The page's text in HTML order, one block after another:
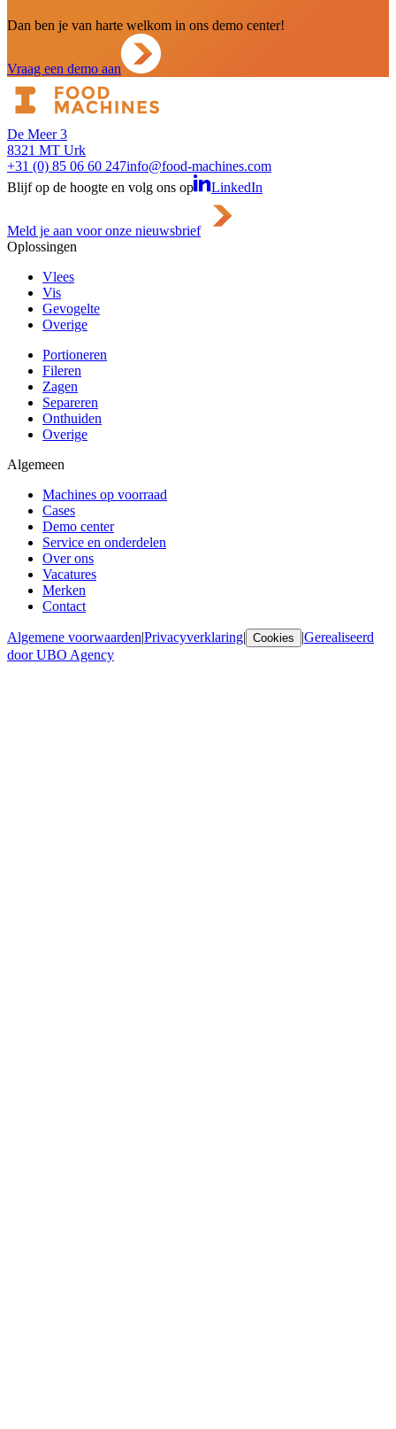
Dan ben je van harte welkom in ons demo center!
Vraag een demo aan
De Meer 3
8321 MT Urk
+31 (0) 85 06 60 247info@food-machines.com
Blijf op de hoogte en volg ons op
LinkedIn
Meld je aan voor onze nieuwsbrief
Oplossingen
Vlees
Vis
Gevogelte
Overige
Portioneren
Fileren
Zagen
Separeren
Onthuiden
Overige
Algemeen
Machines op voorraad
Cases
Demo center
Service en onderdelen
Over ons
Vacatures
Merken
Contact
Algemene voorwaarden|Privacyverklaring| Cookies |Gerealiseerd
door UBO Agency